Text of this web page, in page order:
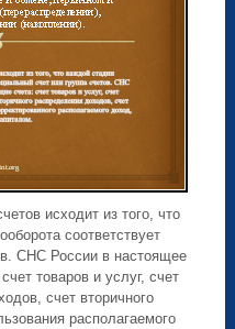
исходит из того, что
соответствует
СНС России в настоящее
товаров и услуг, счет
счет вторичного
располагаемого